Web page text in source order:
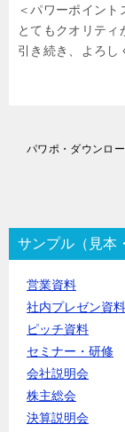
＜パワーポイント
とてもクオリティ
引き続き、よろし
ゲ
ー
シ
サンプル（見本
営業資料
社内プレゼン資
ピッチ資料
セミナー・研修
会社説明会
株主総会
決算説明会